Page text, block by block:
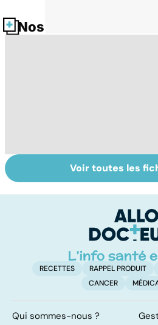
Nos fiches santé
osseuse : des
Voir toutes les
RECETTES RAPPEL PRODUIT
CANCER
Qui sommes-nous ?